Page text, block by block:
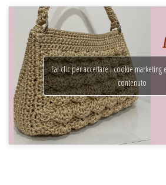
Fai clic per accettare i cookie marketing
contenuto